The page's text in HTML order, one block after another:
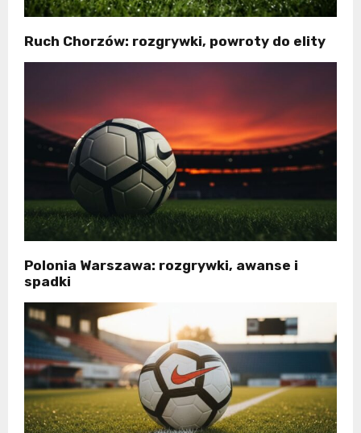
Ruch Chorzów: rozgrywki, powroty do elity
Polonia Warszawa: rozgrywki, awanse i
spadki